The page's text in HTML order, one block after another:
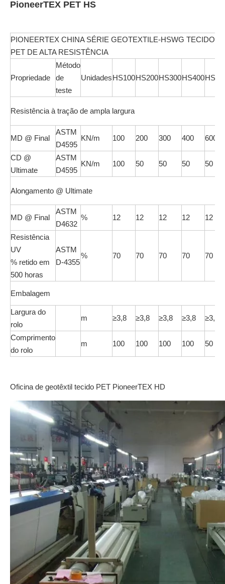
PioneerTEX PET HS
PIONEERTEX CHINA SÉRIE GEOTEXTILE-HSWG TECIDO
PET DE ALTA RESISTÊNCIA
Propriedade
Método
de
teste
UnidadesHS100HS200HS300HS400
Resistência à tração de ampla largura
MD @ Final
ASTM
D4595
KN/m 100 200 300 400 600
CD @
Ultimate
ASTM
D4595
KN/m 100 50 50 50 50
Alongamento @ Ultimate
MD @ Final
ASTM
D4632
% 12 12 12 12 12
Resistência
UV
% retido em
500 horas
ASTM
D-4355
% 70 70 70 70 70
Embalagem
Largura do
rolo
m ≥3,8 ≥3,8 ≥3,8 ≥3,8 ≥3,8
Comprimento
do rolo
m 100 100 100 100 50
Oficina de geotêxtil tecido PET PioneerTEX HD